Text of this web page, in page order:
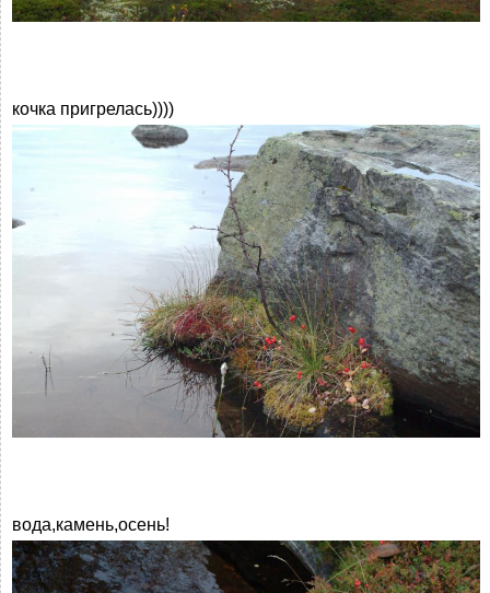
кочка пригрелась))))
вода,камень,осень!